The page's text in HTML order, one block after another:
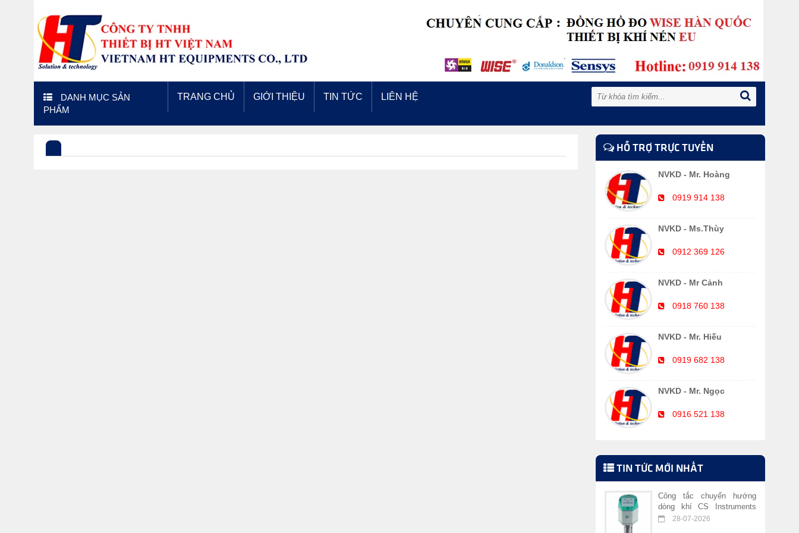
DANH MỤC SẢN
PHẨM
TRANG CHỦ GIỚI THIỆU TIN TỨC LIÊN HỆ
HỖ TRỢ TRỰC TUYẾN
NVKD - Mr. Hoàng
0919 914 138
NVKD - Ms.Thùy
0912 369 126
NVKD - Mr Cảnh
0918 760 138
NVKD - Mr. Hiếu
0919 682 138
NVKD - Mr. Ngọc
0916 521 138
TIN TỨC MỚI NHẤT
Công tắc chuyển hướng
dòng khí CS Instruments
VA 40928-07-2026